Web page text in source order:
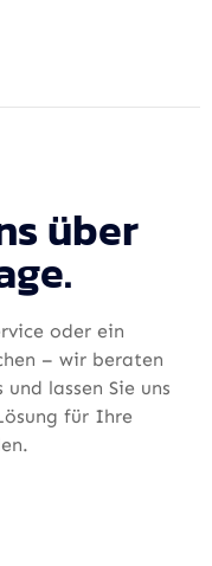
über
oder ein
– wir beraten
lassen Sie uns
für Ihre